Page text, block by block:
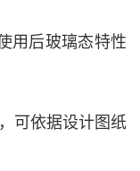
用后玻璃态特性
可依据设计图纸